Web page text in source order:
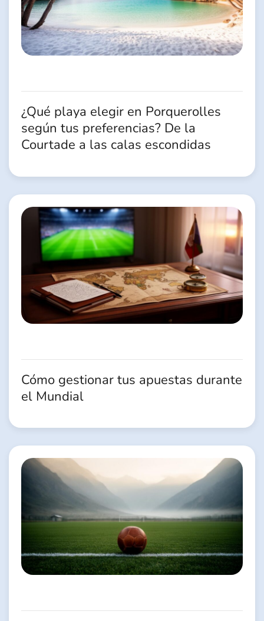
¿Qué playa elegir en Porquerolles
según tus preferencias? De la
Courtade a las calas escondidas
Cómo gestionar tus apuestas durante
el Mundial